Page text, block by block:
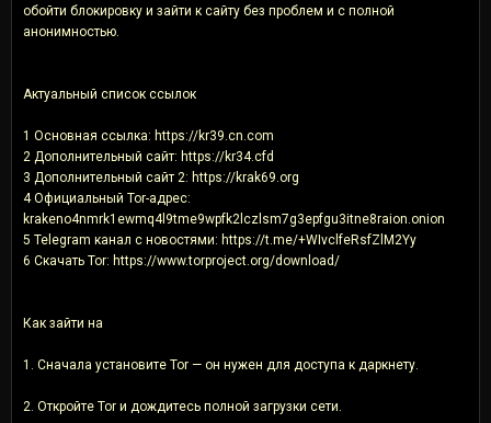
обойти блокировку и зайти к сайту без проблем и с полной
анонимностью.
Актуальный список ссылок
1 Основная ссылка: https://kr39.cn.com
2 Дополнительный сайт: https://kr34.cfd
3 Дополнительный сайт 2: https://krak69.org
4 Официальный Tor-адрес:
krakeno4nmrk1ewmq4l9tme9wpfk2lczlsm7g3epfgu3itne8raion.onion
5 Telegram канал с новостями: https://t.me/+WIvclfeRsfZlM2Yy
6 Скачать Tor: https://www.torproject.org/download/
Как зайти на
1. Сначала установите Tor — он нужен для доступа к даркнету.
2. Откройте Tor и дождитесь полной загрузки сети.